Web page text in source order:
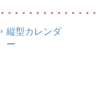
縦型カレンダ
ー